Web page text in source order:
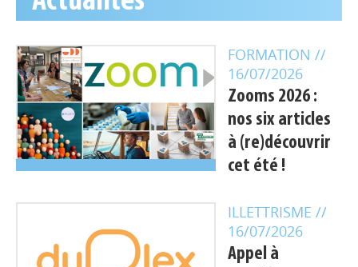
FORMATION //
16/07/2026
Zooms 2026 :
nos six articles
à (re)découvrir
cet été !
ILLETTRISME //
16/07/2026
Appel à